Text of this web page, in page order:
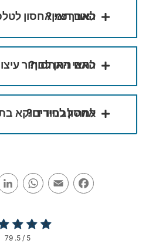
האם תאי אחסון לטלפונים ניידים עמידים לאורך זמן?
האם ניתן לבחור עיצוב מותאם אישית לתאי האחסון?
למה לבחור דווקא בתיבות לייצור תאי אחסון לניידים?
Facebook
Email
5
/ 5.
79